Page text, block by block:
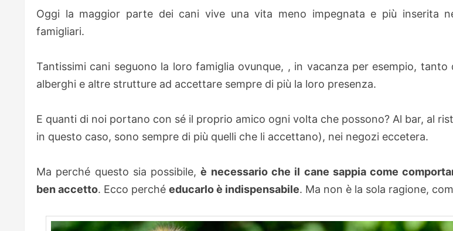
Oggi la maggior parte dei cani vive una vita meno impegnata e più inserita
famigliari.
Tantissimi cani seguono la loro famiglia ovunque, , in vacanza per esempio, tanto
alberghi e altre strutture ad accettare sempre di più la loro presenza.
E quanti di noi portano con sé il proprio amico ogni volta che possono? Al bar, al
in questo caso, sono sempre di più quelli che li accettano), nei negozi eccetera.
Ma perché questo sia possibile,è necessario che il cane sappia come
ben accetto. Ecco perché educarlo è indispensabile. Ma non è la sola ragione,